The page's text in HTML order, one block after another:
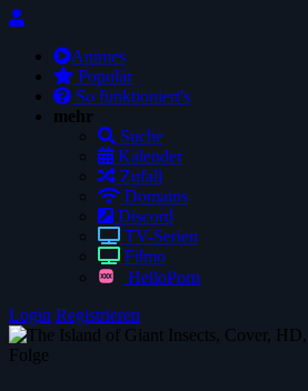
Animes
Populär
So funktioniert's
mehr
Suche
Kalender
Zufall
Domains
Discord
TV-Serien
Filmo
HelloPorn
Login Registrieren